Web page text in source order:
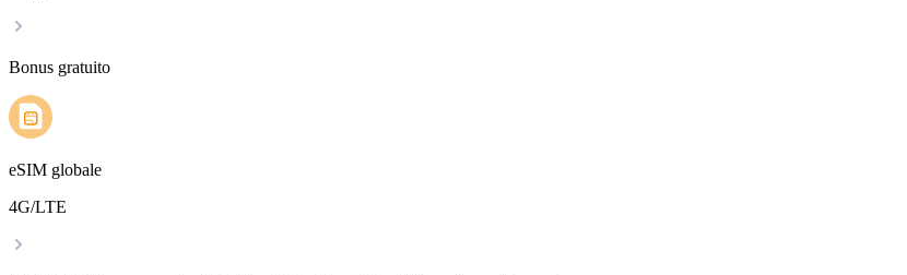
Bonus gratuito
eSIM globale
4G/LTE